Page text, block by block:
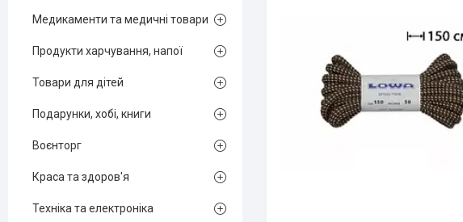
Медикаменти та медичні товари
Продукти харчування, напої
Товари для дітей
Подарунки, хобі, книги
Воєнторг
Краса та здоров'я
Техніка та електроніка